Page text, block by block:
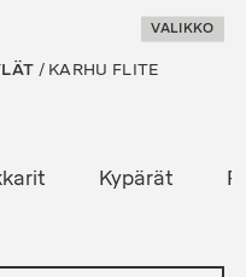
VALIKKO
/ KARHU FLITE
Kypärät